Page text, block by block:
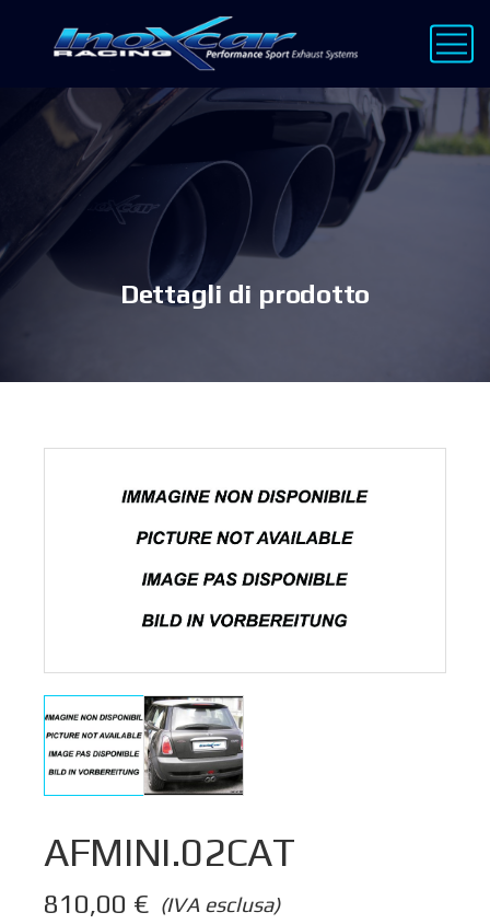
Dettagli di prodotto
AFMINI.02CAT
(IVA esclusa)
810,00 €